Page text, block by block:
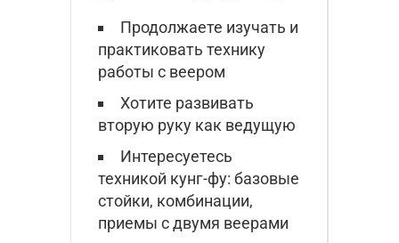
Продолжаете изучать и
практиковать технику
работы с веером
Хотите развивать
вторую руку как ведущую
Интересуетесь
техникой кунг-фу: базовые
стойки, комбинации,
приемы с двумя веерами